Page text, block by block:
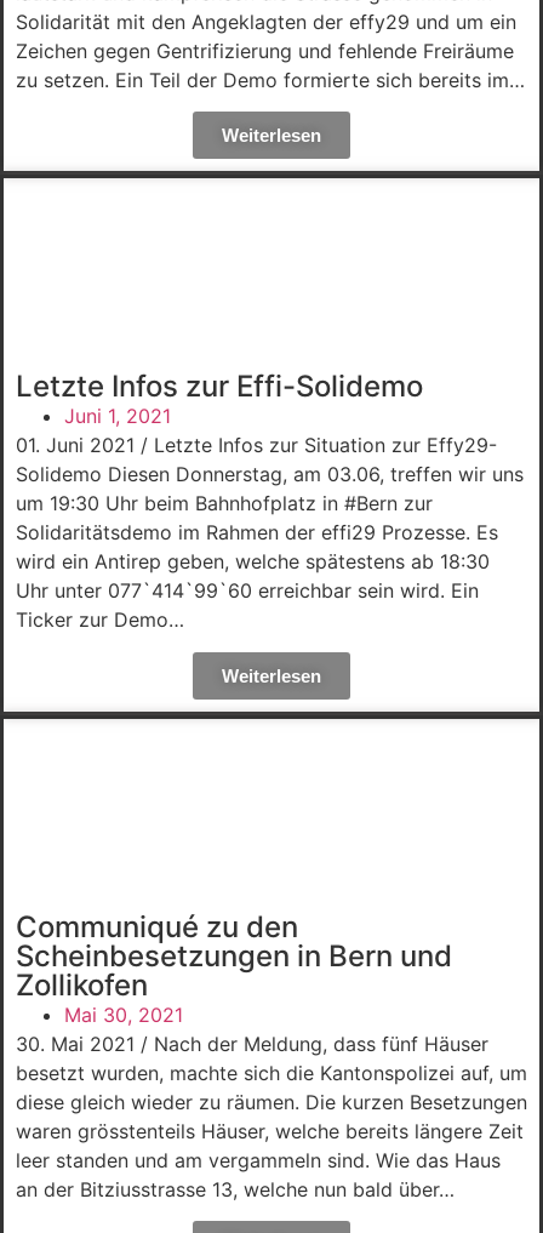
Solidarität mit den Angeklagten der effy29 und um ein
Zeichen gegen Gentrifizierung und fehlende Freiräume
zu setzen. Ein Teil der Demo formierte sich bereits im…
Weiterlesen
Letzte Infos zur Effi-Solidemo
Juni 1, 2021
01. Juni 2021 / Letzte Infos zur Situation zur Effy29-
Solidemo Diesen Donnerstag, am 03.06, treffen wir uns
um 19:30 Uhr beim Bahnhofplatz in #Bern zur
Solidaritätsdemo im Rahmen der effi29 Prozesse. Es
wird ein Antirep geben, welche spätestens ab 18:30
Uhr unter 077`414`99`60 erreichbar sein wird. Ein
Ticker zur Demo…
Weiterlesen
Communiqué zu den
Scheinbesetzungen in Bern und
Zollikofen
Mai 30, 2021
30. Mai 2021 / Nach der Meldung, dass fünf Häuser
besetzt wurden, machte sich die Kantonspolizei auf, um
diese gleich wieder zu räumen. Die kurzen Besetzungen
waren grösstenteils Häuser, welche bereits längere Zeit
leer standen und am vergammeln sind. Wie das Haus
an der Bitziusstrasse 13, welche nun bald über…